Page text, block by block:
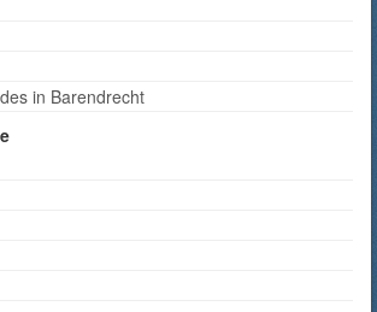
in Barendrecht